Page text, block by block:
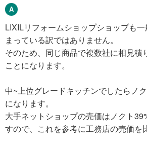
LIXILリフォームショップショップも
まっている訳ではありません。
そのため、同じ商品で複数社に相見積
ことになります。
中~上位グレードキッチンでしたらノ
になります。
大手ネットショップの売価はノクト
すので、これを参考に工務店の売価を